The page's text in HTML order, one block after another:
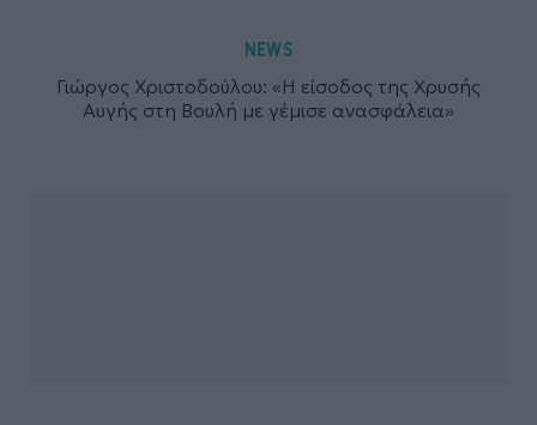
NEWS
Γιώργος Χριστοδούλου: «Η είσοδος της Χρυσής
Αυγής στη Βουλή με γέμισε ανασφάλεια»